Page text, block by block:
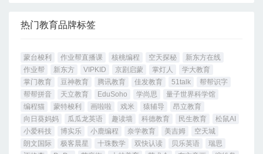
热门教育品牌标签
蒙台梭利 作业帮直播课 核桃编程 空天探秘
新东方在线
作业帮
新东方 VIPKID 京剧启蒙 掌灯人
学大教育
掌门教育
豆神教育 腾讯教育 佳发教育 51talk
帮帮识字
帮帮拼音
天立教育 EduSoho 学尚思
量子世界科学馆
编程猫
蒙特梭利 画啦啦 戏米 猿辅导
昂立教育
向日葵妈妈
瓜瓜龙英语 趣读墙 科德教育 民生教育
松鼠AI
小爱科技
博实乐 小鹿编程 奈学教育 美吉姆
空天城
朗文国际
极客晨星 十珠数学 双快认读 贝乐英语
瑞思